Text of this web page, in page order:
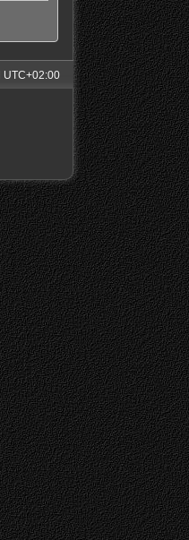
UTC+02:00